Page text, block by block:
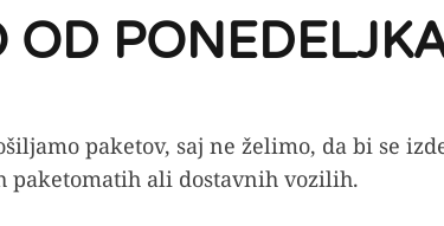
paketov, saj ne želimo, da bi se
paketomatih ali dostavnih vozilih.